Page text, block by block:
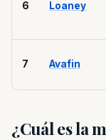
6 Loaney
7 Avafin
¿Cuál es la